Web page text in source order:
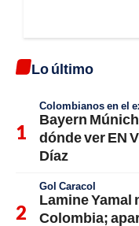
Lo último
Colombianos en el
Bayern
dónde ver EN
Díaz
Gol Caracol
Lamine Yamal
Colombia;